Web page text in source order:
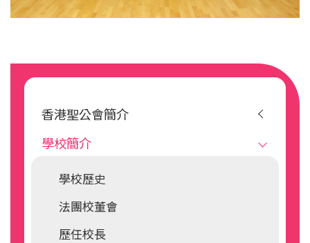
Main
navigation
香港聖公會簡介
學校簡介
學校歷史
法團校董會
歷任校長